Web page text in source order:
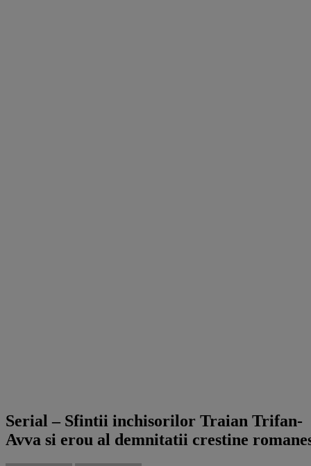
Serial – Sfintii inchisorilor Traian Trifan-
Avva si erou al demnitatii crestine